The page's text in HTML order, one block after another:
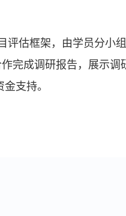
评估框架，由学员分小
完成调研报告，展示调
支持。